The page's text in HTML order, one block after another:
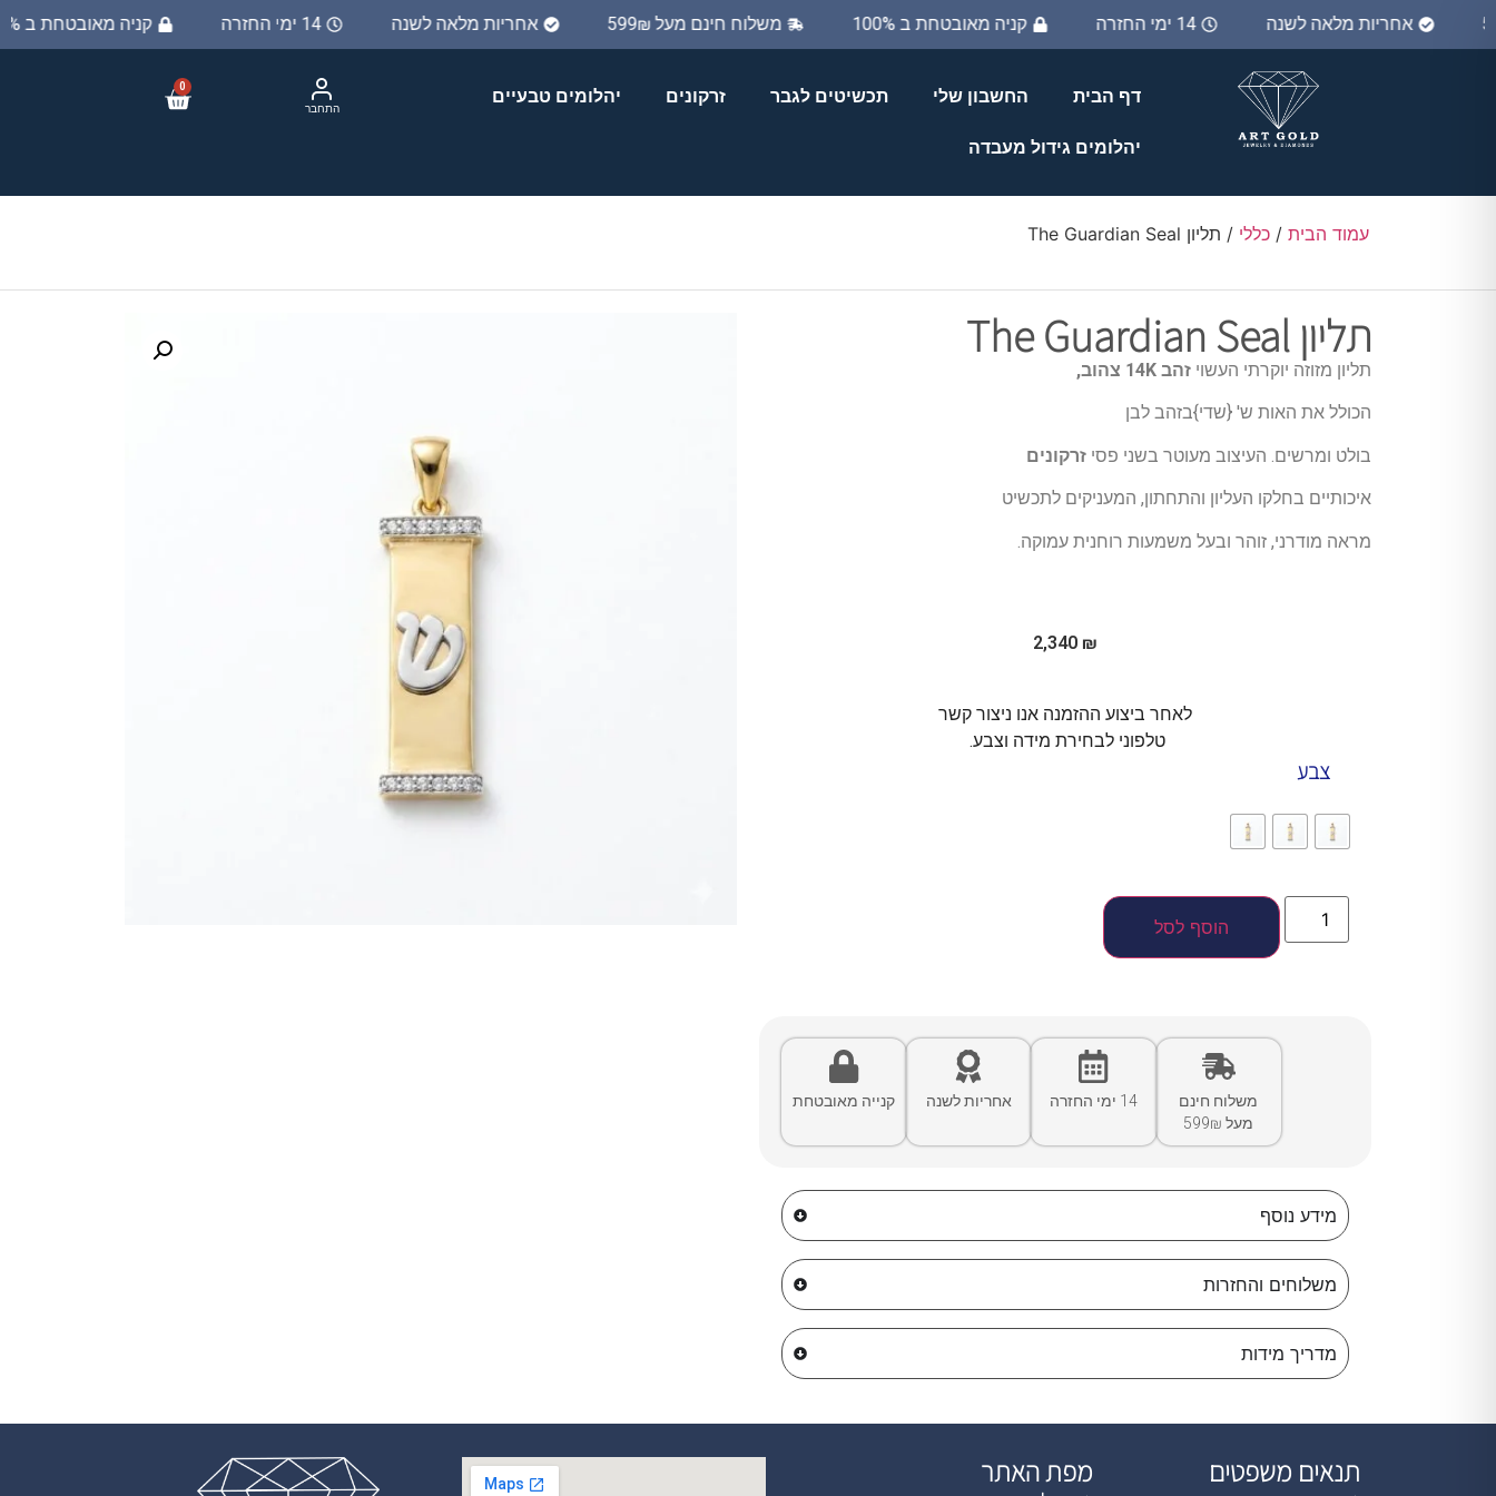
קניה מאובטחת ב 100% 14 ימי החזרה אחריות מלאה לשנה משלוח חינם מעל 599₪ קניה מאובטחת ב 100% 14 ימי החזרה אחריות מלאה לשנה
0
התחבר
דף הבית החשבון שלי תכשיטים לגבר זרקונים יהלומים טבעיים
יהלומים גידול מעבדה
עמוד הבית / כללי / תליון The Guardian Seal
תליון The Guardian Seal
תליון מזוזה יוקרתי העשוי זהב 14K צהוב,
הכולל את האות ש' {שדי}בזהב לבן
בולט ומרשים. העיצוב מעוטר בשני פסי זרקונים
איכותיים בחלקו העליון והתחתון, המעניקים לתכשיט
מראה מודרני, זוהר ובעל משמעות רוחנית עמוקה.
2,340 ₪
לאחר ביצוע ההזמנה אנו ניצור קשר
טלפוני לבחירת מידה וצבע.
צבע
הוסף לסל
קנייה מאובטחת אחריות לשנה 14 ימי החזרה
משלוח חינם
מעל 599₪
מידע נוסף
משלוחים והחזרות
מדריך מידות
מפת האתר תנאים משפטים